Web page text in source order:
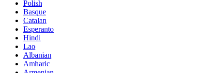
Polish
Basque
Catalan
Esperanto
Hindi
Lao
Albanian
Amharic